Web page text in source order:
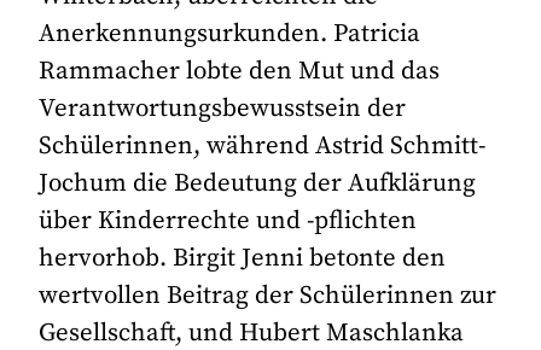
Anerkennungsurkunden. Patricia
Rammacher lobte den Mut und das
Verantwortungsbewusstsein der
Schülerinnen, während Astrid Schmitt-
Jochum die Bedeutung der Aufklärung
über Kinderrechte und -pflichten
hervorhob. Birgit Jenni betonte den
wertvollen Beitrag der Schülerinnen zur
Gesellschaft, und Hubert Maschlanka